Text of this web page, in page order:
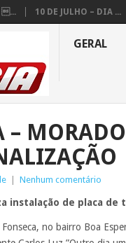
... 10 DE JULHO – DIA ...
GERAL
–
Nenhum comentário
de placa de
no bairro Boa